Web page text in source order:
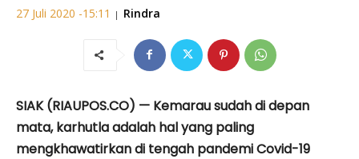
27 Juli 2020 -15:11 | Rindra
SIAK (RIAUPOS.CO) — Kemarau sudah di depan
mata, karhutla adalah hal yang paling
mengkhawatirkan di tengah pandemi Covid-19